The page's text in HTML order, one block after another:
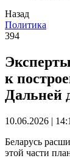
Назад
Политика
394
к
Дальней
10.06.2026 |
Беларусь
этой части